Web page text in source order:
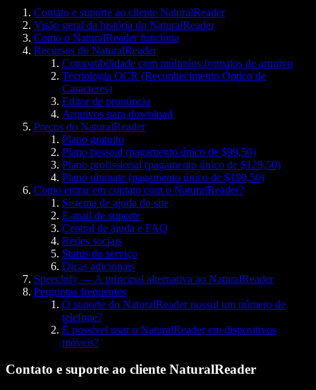
Contato e suporte ao cliente NaturalReader
Visão geral da história do NaturalReader
Como o NaturalReader funciona
Recursos do NaturalReader
Compatibilidade com múltiplos formatos de arquivo
Tecnologia OCR (Reconhecimento Óptico de
Caracteres)
Editor de pronúncia
Arquivos para download
Preços do NaturalReader
Plano gratuito
Plano pessoal (pagamento único de $99,50)
Plano profissional (pagamento único de $129,50)
Plano ultimate (pagamento único de $199,50)
Como entrar em contato com o NaturalReader?
Sistema de ajuda do site
E-mail de suporte
Central de ajuda e FAQ
Redes sociais
Status do serviço
Dicas adicionais
Speechify — A principal alternativa ao NaturalReader
Perguntas frequentes
O suporte do NaturalReader possui um número de
telefone?
É possível usar o NaturalReader em dispositivos
móveis?
Contato e suporte ao cliente NaturalReader